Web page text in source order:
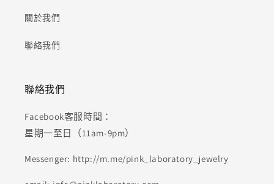
關於我們
聯絡我們
聯絡我們
Facebook客服時間：
星期一至日（11am-9pm）
Messenger: http://m.me/pink_laboratory_jewelry